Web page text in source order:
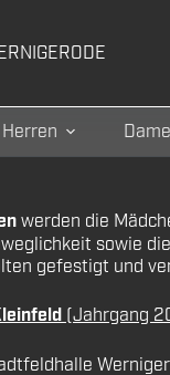
Herren
werden die
sowie
gefestigt und
(Jahrgang